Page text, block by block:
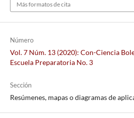
Más formatos de cita
Número
Vol. 7 Núm. 13 (2020): Con-Ciencia
Escuela Preparatoria No. 3
Sección
Resúmenes, mapas o diagramas de